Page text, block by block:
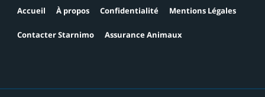
Accueil À propos Confidentialité Mentions Légales
Contacter Starnimo Assurance Animaux